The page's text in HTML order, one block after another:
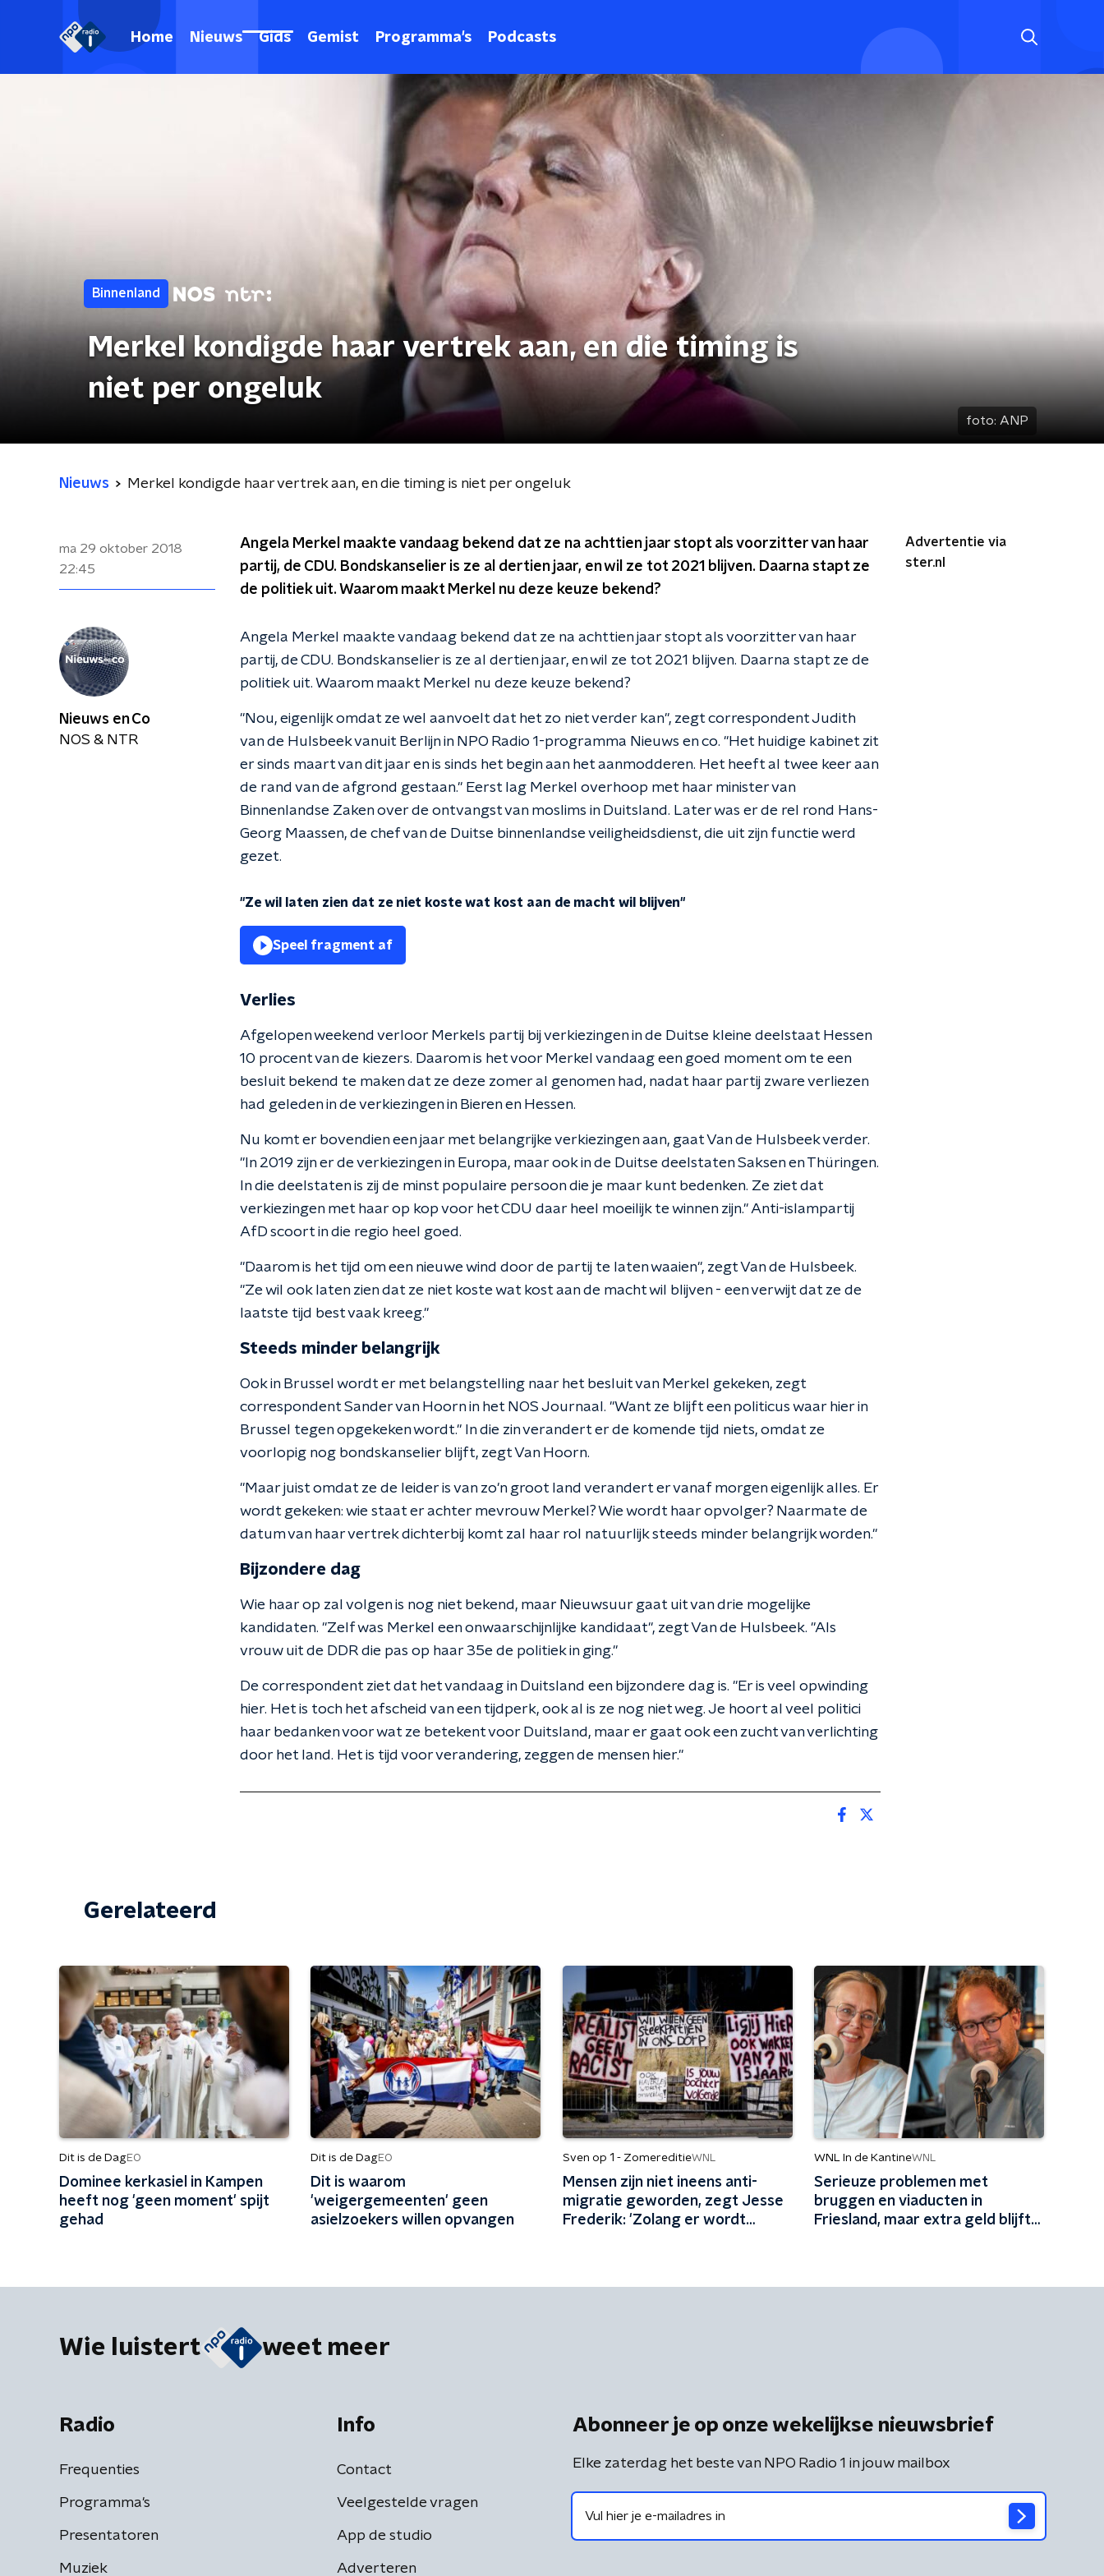
Home Nieuws Gids Gemist Programma's Podcasts
Binnenland
Merkel kondigde haar vertrek aan, en die timing is
niet per ongeluk
foto: ANP
Nieuws Merkel kondigde haar vertrek aan, en die timing is niet per ongeluk
ma 29 oktober 2018
22:45
Angela Merkel maakte vandaag bekend dat ze na achttien jaar stopt als voorzitter van haar
partij, de CDU. Bondskanselier is ze al dertien jaar, en wil ze tot 2021 blijven. Daarna stapt ze
de politiek uit. Waarom maakt Merkel nu deze keuze bekend?
Angela Merkel maakte vandaag bekend dat ze na achttien jaar stopt als voorzitter van haar
partij, de CDU. Bondskanselier is ze al dertien jaar, en wil ze tot 2021 blijven. Daarna stapt ze de
politiek uit. Waarom maakt Merkel nu deze keuze bekend?
"Nou, eigenlijk omdat ze wel aanvoelt dat het zo niet verder kan", zegt correspondent Judith
van de Hulsbeek vanuit Berlijn in NPO Radio 1-programma Nieuws en co. "Het huidige kabinet zit
er sinds maart van dit jaar en is sinds het begin aan het aanmodderen. Het heeft al twee keer aan
de rand van de afgrond gestaan." Eerst lag Merkel overhoop met haar minister van
Binnenlandse Zaken over de ontvangst van moslims in Duitsland. Later was er de rel rond Hans-
Georg Maassen, de chef van de Duitse binnenlandse veiligheidsdienst, die uit zijn functie werd
gezet.
"Ze wil laten zien dat ze niet koste wat kost aan de macht wil blijven"
Speel fragment af
Verlies
Afgelopen weekend verloor Merkels partij bij verkiezingen in de Duitse kleine deelstaat Hessen
10 procent van de kiezers. Daarom is het voor Merkel vandaag een goed moment om te een
besluit bekend te maken dat ze deze zomer al genomen had, nadat haar partij zware verliezen
had geleden in de verkiezingen in Bieren en Hessen.
Nu komt er bovendien een jaar met belangrijke verkiezingen aan, gaat Van de Hulsbeek verder.
"In 2019 zijn er de verkiezingen in Europa, maar ook in de Duitse deelstaten Saksen en Thüringen.
In die deelstaten is zij de minst populaire persoon die je maar kunt bedenken. Ze ziet dat
verkiezingen met haar op kop voor het CDU daar heel moeilijk te winnen zijn." Anti-islampartij
AfD scoort in die regio heel goed.
"Daarom is het tijd om een nieuwe wind door de partij te laten waaien", zegt Van de Hulsbeek.
"Ze wil ook laten zien dat ze niet koste wat kost aan de macht wil blijven - een verwijt dat ze de
laatste tijd best vaak kreeg."
Steeds minder belangrijk
Ook in Brussel wordt er met belangstelling naar het besluit van Merkel gekeken, zegt
correspondent Sander van Hoorn in het NOS Journaal. "Want ze blijft een politicus waar hier in
Brussel tegen opgekeken wordt." In die zin verandert er de komende tijd niets, omdat ze
voorlopig nog bondskanselier blijft, zegt Van Hoorn.
"Maar juist omdat ze de leider is van zo'n groot land verandert er vanaf morgen eigenlijk alles. Er
wordt gekeken: wie staat er achter mevrouw Merkel? Wie wordt haar opvolger? Naarmate de
datum van haar vertrek dichterbij komt zal haar rol natuurlijk steeds minder belangrijk worden."
Bijzondere dag
Wie haar op zal volgen is nog niet bekend, maar Nieuwsuur gaat uit van drie mogelijke
kandidaten. "Zelf was Merkel een onwaarschijnlijke kandidaat", zegt Van de Hulsbeek. "Als
vrouw uit de DDR die pas op haar 35e de politiek in ging."
De correspondent ziet dat het vandaag in Duitsland een bijzondere dag is. "Er is veel opwinding
hier. Het is toch het afscheid van een tijdperk, ook al is ze nog niet weg. Je hoort al veel politici
haar bedanken voor wat ze betekent voor Duitsland, maar er gaat ook een zucht van verlichting
door het land. Het is tijd voor verandering, zeggen de mensen hier."
Advertentie via
ster.nl
Nieuws en Co
NOS & NTR
Gerelateerd
Dit is de DagEO
Dominee kerkasiel in Kampen
heeft nog 'geen moment' spijt
gehad
Dit is de DagEO
Dit is waarom
'weigergemeenten' geen
asielzoekers willen opvangen
Sven op 1 - ZomereditieWNL
Mensen zijn niet ineens anti-
migratie geworden, zegt Jesse
Frederik: 'Zolang er wordt
WNL In de KantineWNL
Serieuze problemen met
bruggen en viaducten in
Friesland, maar extra geld blijft
Wie luistert weet meer
Radio
Frequenties
Programma's
Presentatoren
Muziek
Info
Contact
Veelgestelde vragen
App de studio
Adverteren
Abonneer je op onze wekelijkse nieuwsbrief
Elke zaterdag het beste van NPO Radio 1 in jouw mailbox